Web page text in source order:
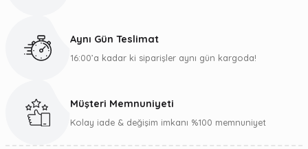
Gönder
Aynı Gün Teslimat
16:00’a kadar ki siparişler aynı gün kargoda!
Müşteri Memnuniyeti
Kolay iade & değişim imkanı %100 memnuniyet